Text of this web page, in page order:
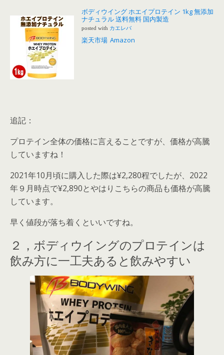
ボディウイング ホエイプロテイン 1kg 無添加
ナチュラル 送料無料 国内製造
posted with カエレバ
楽天市場 Amazon
追記：
プロテイン全体の価格に言えることですが、価格が高騰
していますね！
2021年10月頃に購入した際は¥2,280程でしたが、2022
年９月時点で¥2,890とやはりこちらの商品も価格が高騰
しています。
早く値段が落ち着くといいですね。
２，ボディウイングのプロテインは
飲み方に一工夫あると飲みやすい